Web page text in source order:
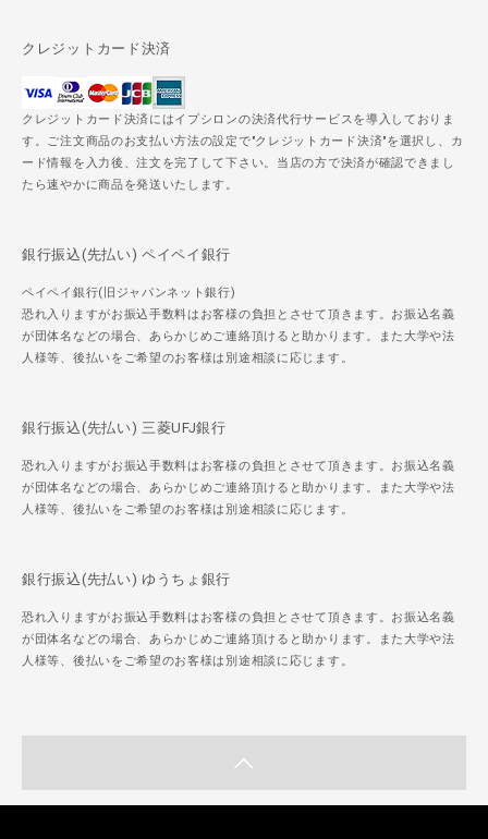
クレジットカード決済
クレジットカード決済にはイプシロンの決済代行サービスを導入しておりま
す。ご注文商品のお支払い方法の設定で"クレジットカード決済"を選択し、カ
ード情報を入力後、注文を完了して下さい。当店の方で決済が確認できまし
たら速やかに商品を発送いたします。
銀行振込(先払い) ペイペイ銀行
ペイペイ銀行(旧ジャパンネット銀行)
恐れ入りますがお振込手数料はお客様の負担とさせて頂きます。お振込名義
が団体名などの場合、あらかじめご連絡頂けると助かります。また大学や法
人様等、後払いをご希望のお客様は別途相談に応じます。
銀行振込(先払い) 三菱UFJ銀行
恐れ入りますがお振込手数料はお客様の負担とさせて頂きます。お振込名義
が団体名などの場合、あらかじめご連絡頂けると助かります。また大学や法
人様等、後払いをご希望のお客様は別途相談に応じます。
銀行振込(先払い) ゆうちょ銀行
恐れ入りますがお振込手数料はお客様の負担とさせて頂きます。お振込名義
が団体名などの場合、あらかじめご連絡頂けると助かります。また大学や法
人様等、後払いをご希望のお客様は別途相談に応じます。